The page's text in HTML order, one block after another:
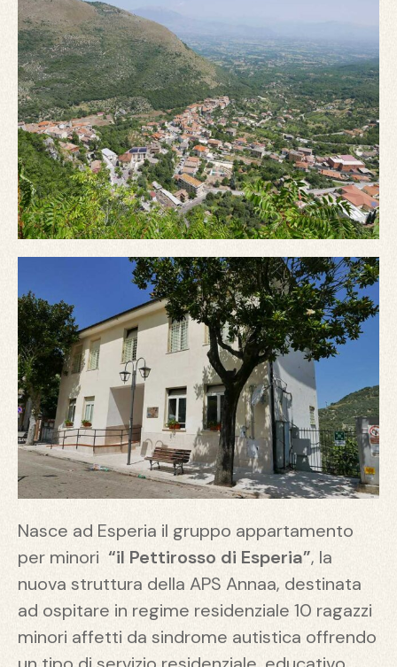
Nasce ad Esperia il gruppo appartamento
per minori “il Pettirosso di Esperia”, la
nuova struttura della APS Annaa, destinata
ad ospitare in regime residenziale 10 ragazzi
minori affetti da sindrome autistica offrendo